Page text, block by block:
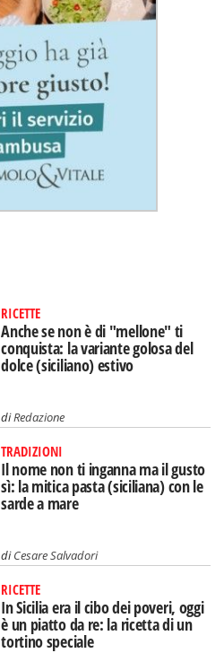
RICETTE
Anche se non è di "mellone" ti
conquista: la variante golosa del
dolce (siciliano) estivo
diRedazione
TRADIZIONI
Il nome non ti inganna ma il gusto
sì: la mitica pasta (siciliana) con le
sarde a mare
diCesare Salvadori
RICETTE
In Sicilia era il cibo dei poveri, oggi
è un piatto da re: la ricetta di un
tortino speciale